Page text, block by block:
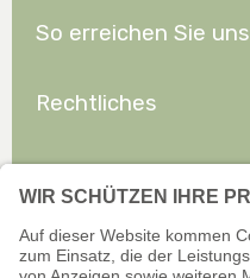
So erreichen Sie uns
Rechtliches